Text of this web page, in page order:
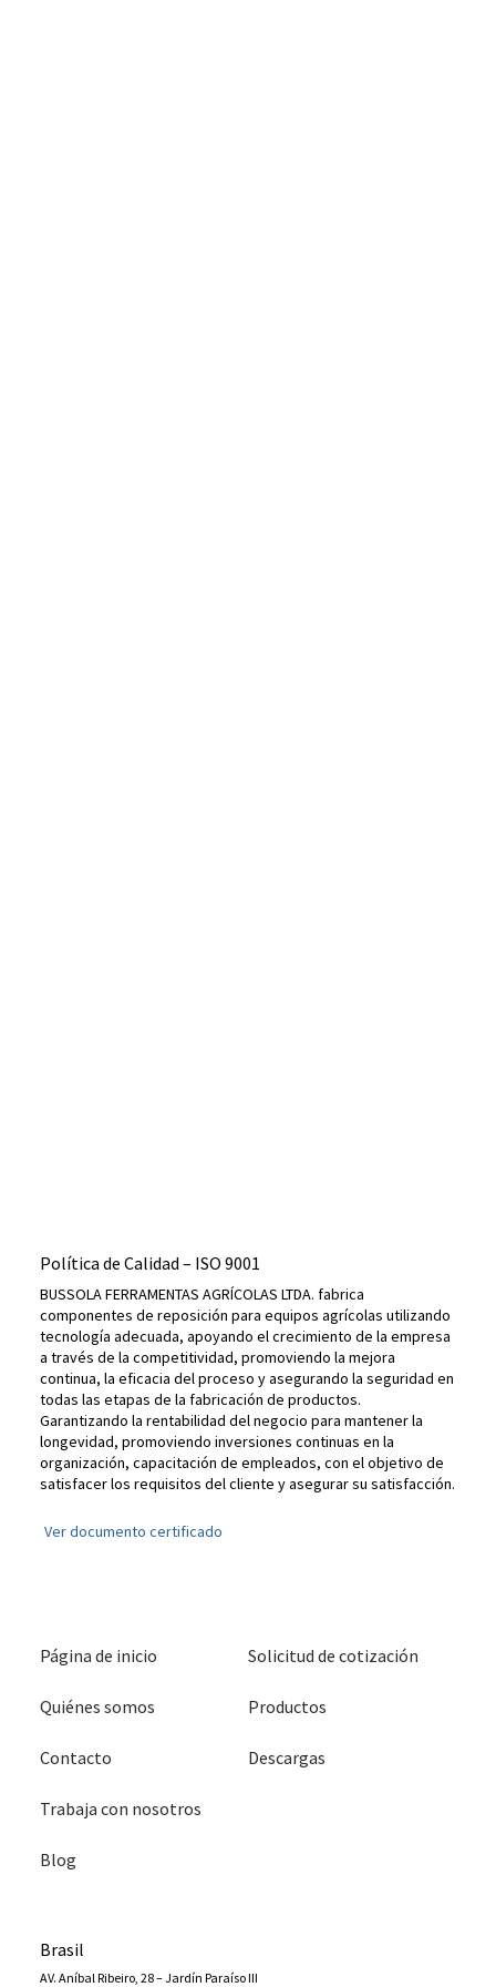
Página de inicio
Quiénes somos
Contacto
Trabaja con nosotros
Blog
Solicitud de cotización
Productos
Descargas
Brasil
AV. Aníbal Ribeiro, 28 – Jardín Paraíso III
Política de Calidad – ISO 9001
BUSSOLA FERRAMENTAS AGRÍCOLAS LTDA. fabrica
componentes de reposición para equipos agrícolas utilizando
tecnología adecuada, apoyando el crecimiento de la empresa
a través de la competitividad, promoviendo la mejora
continua, la eficacia del proceso y asegurando la seguridad en
todas las etapas de la fabricación de productos.
Garantizando la rentabilidad del negocio para mantener la
longevidad, promoviendo inversiones continuas en la
organización, capacitación de empleados, con el objetivo de
satisfacer los requisitos del cliente y asegurar su satisfacción.
Ver documento certificado